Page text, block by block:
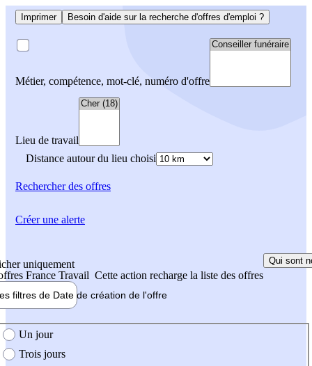
Imprimer Besoin d'aide sur la recherche d'offres d'emploi ?
Métier, compétence, mot-clé, numéro d'offre
Lieu de travail
Distance autour du lieu choisi
Rechercherdes offres
uniquement
France Travail Cette action recharge la liste des offres
Qui sont
filtres de Date de création de l'offre
création de l'offre
Un jour
Trois jours
Créer une alerte